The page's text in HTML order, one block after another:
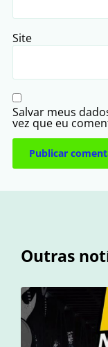
Site
Salvar meus
vez que eu
Outras